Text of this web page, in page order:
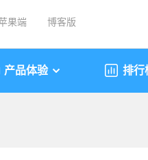
果端 博客版
产品体验 排行